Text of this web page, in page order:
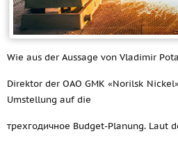
Wie aus der Aussage von Vladimir
Direktor der OAO GMK «Norilsk
Umstellung auf die
трехгодичное Budget-Planung. Laut